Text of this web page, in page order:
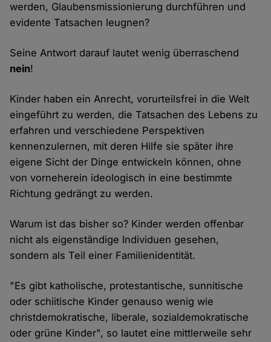
werden, Glaubensmissionierung durchführen und
evidente Tatsachen leugnen?
Seine Antwort darauf lautet wenig überraschend
nein!
Kinder haben ein Anrecht, vorurteilsfrei in die Welt
eingeführt zu werden, die Tatsachen des Lebens zu
erfahren und verschiedene Perspektiven
kennenzulernen, mit deren Hilfe sie später ihre
eigene Sicht der Dinge entwickeln können, ohne
von vorneherein ideologisch in eine bestimmte
Richtung gedrängt zu werden.
Warum ist das bisher so? Kinder werden offenbar
nicht als eigenständige Individuen gesehen,
sondern als Teil einer Familienidentität.
"Es gibt katholische, protestantische, sunnitische
oder schiitische Kinder genauso wenig wie
christdemokratische, liberale, sozialdemokratische
oder grüne Kinder", so lautet eine mittlerweile sehr